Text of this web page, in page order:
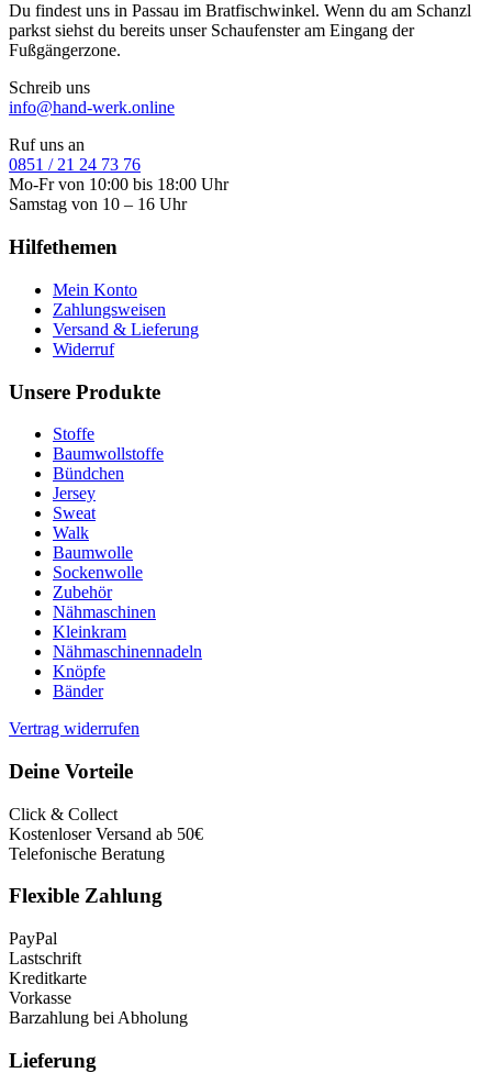
Du findest uns in Passau im Bratfischwinkel. Wenn du am Schanzl
parkst siehst du bereits unser Schaufenster am Eingang der
Fußgängerzone.
Schreib uns
info@hand-werk.online
Ruf uns an
0851 / 21 24 73 76
Mo-Fr von 10:00 bis 18:00 Uhr
Samstag von 10 – 16 Uhr
Hilfethemen
Mein Konto
Zahlungsweisen
Versand & Lieferung
Widerruf
Unsere Produkte
Stoffe
Baumwollstoffe
Bündchen
Jersey
Sweat
Walk
Baumwolle
Sockenwolle
Zubehör
Nähmaschinen
Kleinkram
Nähmaschinennadeln
Knöpfe
Bänder
Vertrag widerrufen
Deine Vorteile
Click & Collect
Kostenloser Versand ab 50€
Telefonische Beratung
Flexible Zahlung
PayPal
Lastschrift
Kreditkarte
Vorkasse
Barzahlung bei Abholung
Lieferung